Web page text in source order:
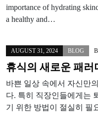
importance of hydrating
a healthy and…
AUGUST 31, 2024 BLOG
휴식의 새로운 패러
바쁜 일상 속에서 자신만
다. 특히 직장인들에게는
기 위한 방법이 절실히 필